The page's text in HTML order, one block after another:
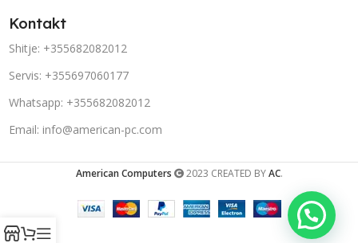
Kontakt
Shitje: +355682082012
Servis: +355697060177
Whatsapp: +355682082012
Email: info@american-pc.com
American Computers 2023 CREATED BYAC.